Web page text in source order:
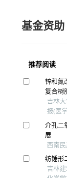
基金资助